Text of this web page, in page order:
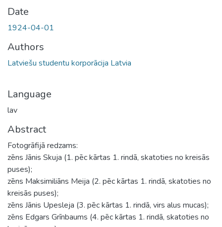
Date
1924-04-01
Authors
Latviešu studentu korporācija Latvia
Language
lav
Abstract
Fotogrāfijā redzams:
zēns Jānis Skuja (1. pēc kārtas 1. rindā, skatoties no kreisās
puses);
zēns Maksimiliāns Meija (2. pēc kārtas 1. rindā, skatoties no
kreisās puses);
zēns Jānis Upesleja (3. pēc kārtas 1. rindā, virs alus mucas);
zēns Edgars Grīnbaums (4. pēc kārtas 1. rindā, skatoties no